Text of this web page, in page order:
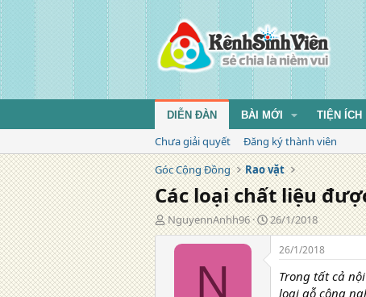
DIỄN ĐÀN BÀI MỚI TIỆN ÍCH
Chưa giải quyết
Đăng ký thành viên
Góc Cộng Đồng
Rao vặt
Các loại chất liệu
T
á
NguyennAnhh96
N
g
y
26/1/2018
N
26/1/2018
Trong tất cả
loại gỗ công